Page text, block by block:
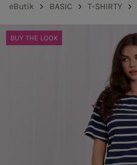
eButik BASIC T-SHIRTY
BUY THE LOOK